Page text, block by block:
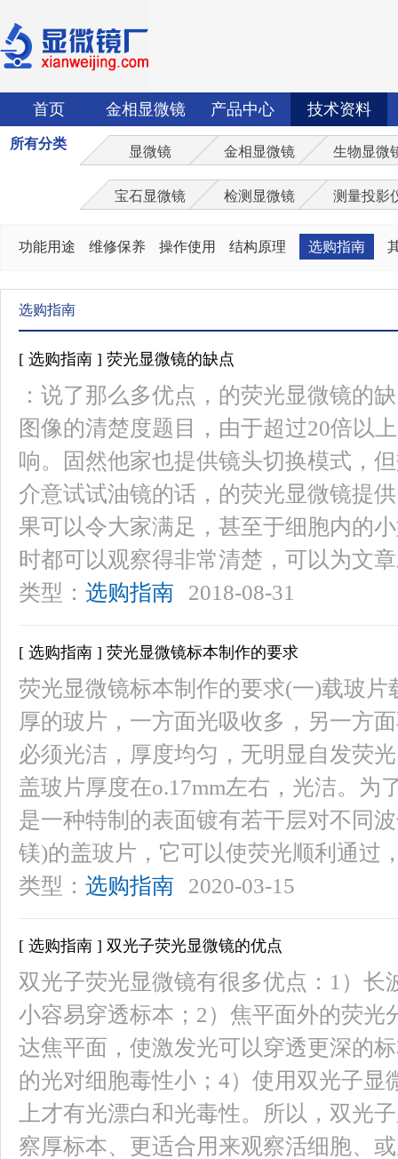
首页 金相显微镜 产品中心 技术资料
所有分类
显微镜 金相显微镜 生物显微
宝石显微镜 检测显微镜 测量投影
功能用途 维修保养 操作使用 结构原理 选购指南
选购指南
[ 选购指南 ] 荧光显微镜的缺点
：说了那么多优点，的荧光显微镜的
图像的清楚度题目，由于超过20倍以
响。固然他家也提供镜头切换模式，
介意试试油镜的话，的荧光显微镜提
果可以令大家满足，甚至于细胞内的
时都可以观察得非常清楚，可以为文
类型： 选购指南 2018-08-31
[ 选购指南 ] 荧光显微镜标本制作的要求
荧光显微镜标本制作的要求(一)载玻
厚的玻片，一方面光吸收多，另一方
必须光洁，厚度均匀，无明显自发荧
盖玻片厚度在o.17mm左右，光洁。为
是一种特制的表面镀有若干层对不同
镁)的盖玻片，它可以使荧光顺利通过
类型： 选购指南 2020-03-15
[ 选购指南 ] 双光子荧光显微镜的优点
双光子荧光显微镜有很多优点：1）
小容易穿透标本；2）焦平面外的荧
达焦平面，使激发光可以穿透更深的
的光对细胞毒性小；4）使用双光子
上才有光漂白和光毒性。所以，双光
察厚标本、更适合用来观察活细胞、